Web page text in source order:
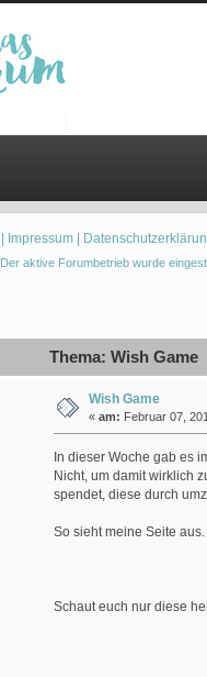
| Impressum |
Der aktive Forumbetrieb wurde
Thema: Wish Game
Wish Game
« am: Februar 07,
In dieser Woche gab es
Nicht, um damit wirklich
spendet, diese durch
So sieht meine Seite aus.
Schaut euch nur diese